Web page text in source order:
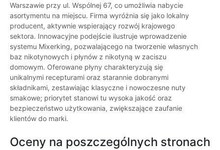
Warszawie przy ul. Wspólnej 67, co umożliwia nabycie
asortymentu na miejscu. Firma wyróżnia się jako lokalny
producent, aktywnie wspierający rozwój krajowego
sektora. Innowacyjne podejście ilustruje wprowadzenie
systemu Mixerking, pozwalającego na tworzenie własnych
baz nikotynowych i płynów z nikotyną w zaciszu
domowym. Oferowane płyny charakteryzują się
unikalnymi recepturami oraz starannie dobranymi
składnikami, zestawiając klasyczne i nowoczesne nuty
smakowe; priorytet stanowi tu wysoka jakość oraz
bezpieczeństwo użytkowania, zwiększające zaufanie
klientów do marki.
Oceny na poszczególnych stronach